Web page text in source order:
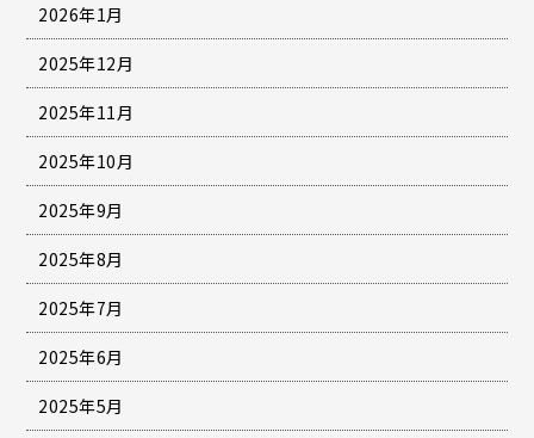
2026年1月
2025年12月
2025年11月
2025年10月
2025年9月
2025年8月
2025年7月
2025年6月
2025年5月